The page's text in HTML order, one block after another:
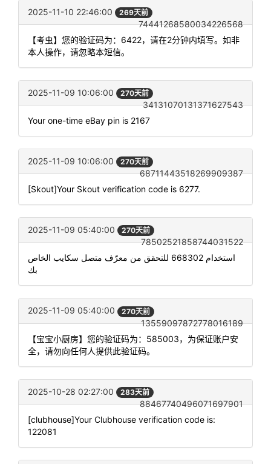
2025-11-10 22:46:00 269天前
74441268580034226568
【考虫】您的验证码为：6422，请在2分钟内填写。如非
本人操作，请忽略本短信。
2025-11-09 10:06:00 270天前
34131070131371627543
Your one-time eBay pin is 2167
2025-11-09 10:06:00 270天前
68711443518269909387
[Skout]Your Skout verification code is 6277.
2025-11-09 05:40:00 270天前
78502521858744031522
استخدام 668302 للتحقق من معرّف متصل سكايب الخاص
بك
2025-11-09 05:40:00 270天前
13559097872778016189
【宝宝小厨房】您的验证码为：585003，为保证账户安
全，请勿向任何人提供此验证码。
2025-10-28 02:27:00 283天前
88467740496071697901
[clubhouse]Your Clubhouse verification code is:
122081